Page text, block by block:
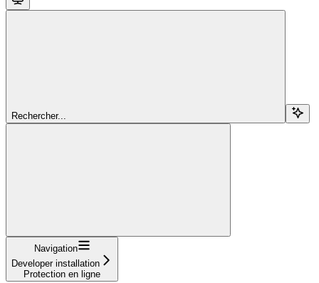
Rechercher...
Navigation
Developer installation
Protection en ligne